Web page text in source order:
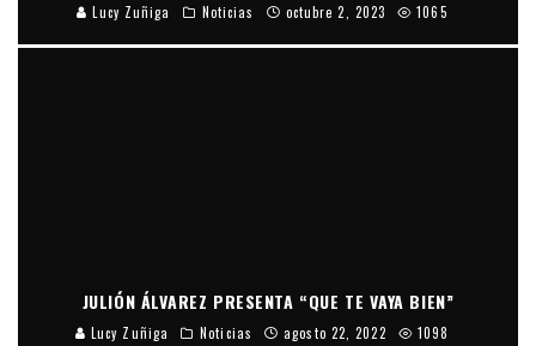
Lucy Zuñiga Noticias octubre 2, 2023 1065
JULIÓN ÁLVAREZ PRESENTA “QUE TE VAYA BIEN”
Lucy Zuñiga Noticias agosto 22, 2022 1098